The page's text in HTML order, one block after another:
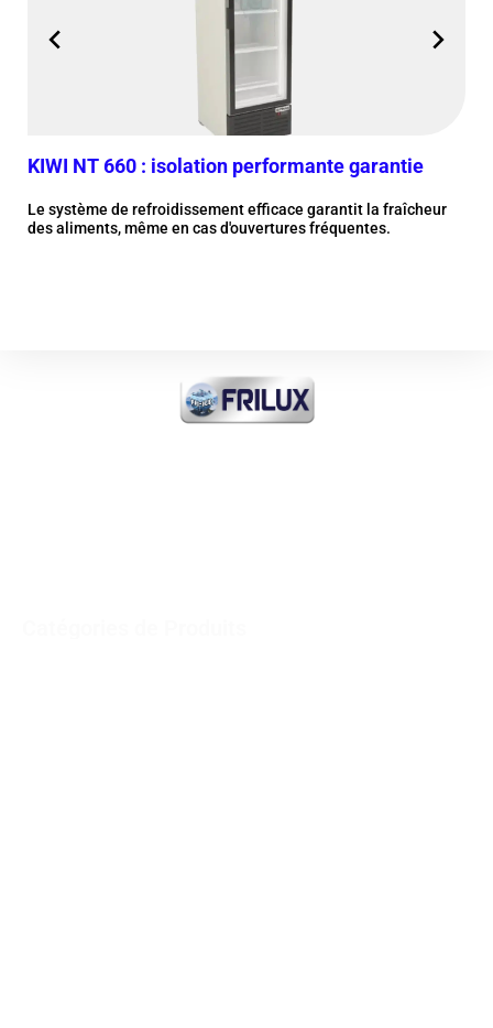
KIWI NT 660 : isolation performante garantie
Le système de refroidissement efficace garantit la fraîcheur
des aliments, même en cas d'ouvertures fréquentes.